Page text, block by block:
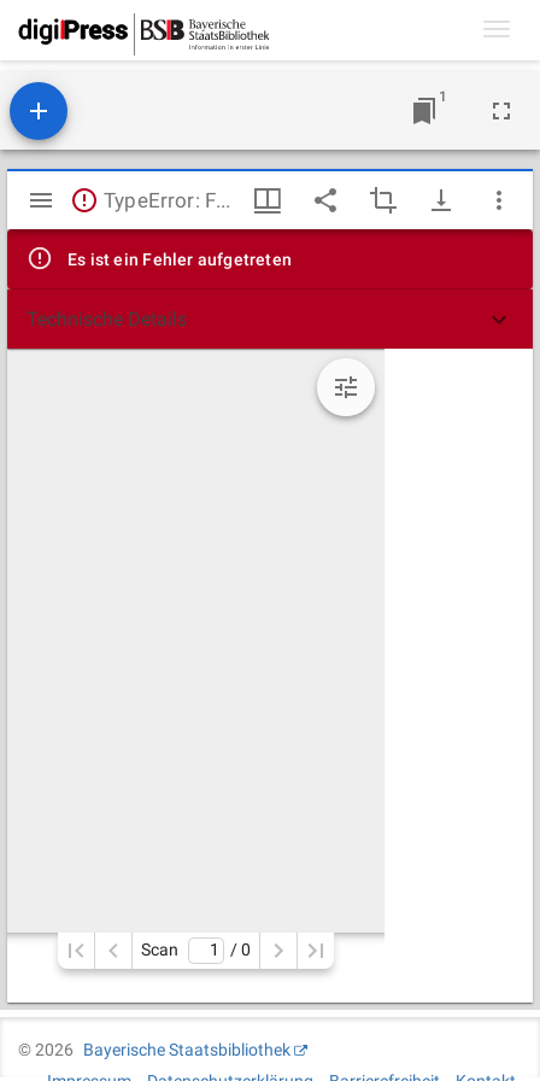
1
Mirador
Viewer
TypeError: Failed to fetch
Es ist ein Fehler aufgetreten
Technische Details
Scan / 0
©2026
Bayerische Staatsbibliothek